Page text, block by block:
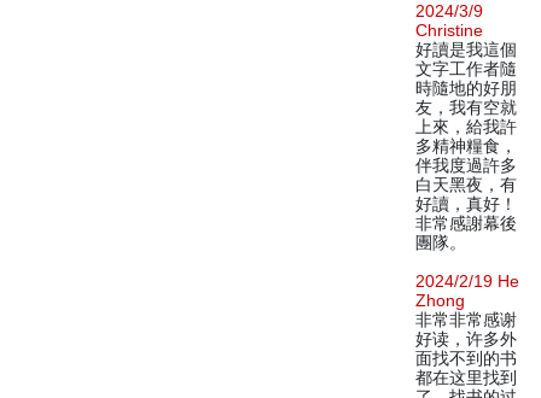
2024/3/9
Christine
好讀是我這個
文字工作者隨
時隨地的好朋
友，我有空就
上來，給我許
多精神糧食，
伴我度過許多
白天黑夜，有
好讀，真好！
非常感謝幕後
團隊。
2024/2/19 He
Zhong
非常非常感谢
好读，许多外
面找不到的书
都在这里找到